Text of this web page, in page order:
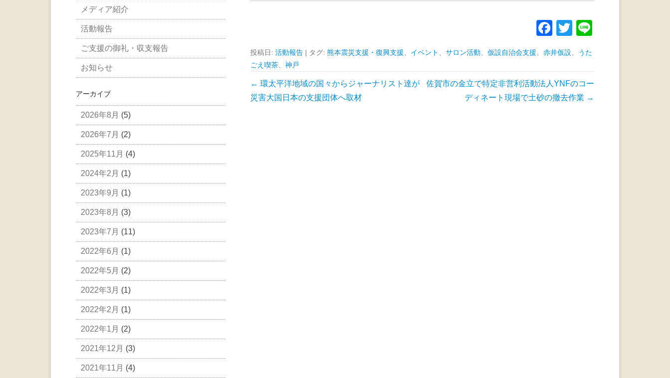
F
c
e
b
T
tt
er
投稿日: 活動報告 | タグ: 熊本震災支援・復興支援 イベント サロン活動 仮設自治会支援 赤井仮設
うた
ごえ喫茶
神戸
投
稿
← 環太平洋地域の国々からジャーナリスト達が
災害大国日本の支援団体へ取材
佐賀市の金立で特定非営利活動法人YNFのコー
ディネート現場で土砂の撤去作業 →
メディア紹介
活動報告
ご支援の御礼・収支報告
お知らせ
アーカイブ
2026年8月 (5)
2026年7月 (2)
2025年11月 (4)
2024年2月 (1)
2023年9月 (1)
2023年8月 (3)
2023年7月 (11)
2022年6月 (1)
2022年5月 (2)
2022年3月 (1)
2022年2月 (1)
2022年1月 (2)
2021年12月 (3)
2021年11月 (4)